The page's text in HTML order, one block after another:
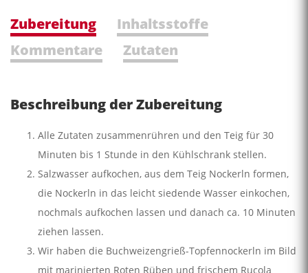
Zubereitung
Inhaltsstoffe
Kommentare
Zutaten
Beschreibung der Zubereitung
Alle Zutaten zusammenrühren und den Teig für 30
Minuten bis 1 Stunde in den Kühlschrank stellen.
Salzwasser aufkochen, aus dem Teig Nockerln formen,
die Nockerln in das leicht siedende Wasser einkochen,
nochmals aufkochen lassen und danach ca. 10 Minuten
ziehen lassen.
Wir haben die Buchweizengrieß-Topfennockerln im Bild
mit marinierten Roten Rüben und frischem Rucola